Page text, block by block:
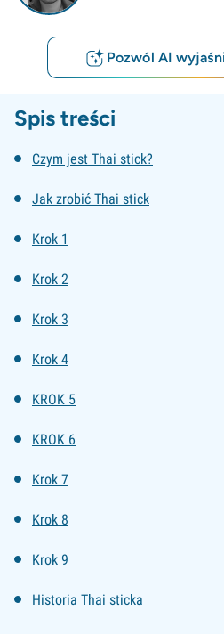
Pozwól AI
Spis treści
Czym jest Thai stick?
Jak zrobić Thai stick
Krok 1
Krok 2
Krok 3
Krok 4
KROK 5
KROK 6
Krok 7
Krok 8
Krok 9
Historia Thai sticka